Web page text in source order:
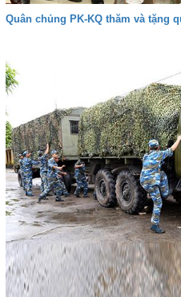
Quân chủng PK-KQ thăm và tặng